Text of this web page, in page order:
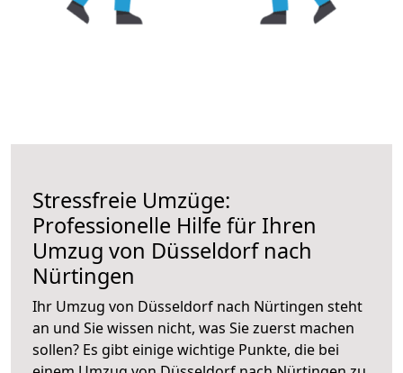
Stressfreie Umzüge:
Professionelle Hilfe für Ihren
Umzug von Düsseldorf nach
Nürtingen
Ihr Umzug von Düsseldorf nach Nürtingen steht
an und Sie wissen nicht, was Sie zuerst machen
sollen? Es gibt einige wichtige Punkte, die bei